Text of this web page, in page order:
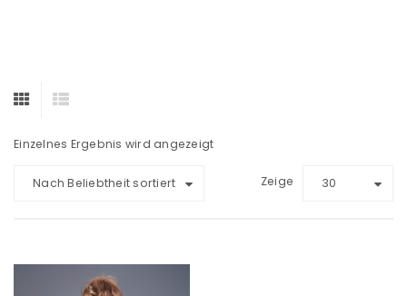
Einzelnes Ergebnis wird angezeigt
Nach Beliebtheit sortiert Zeige 30